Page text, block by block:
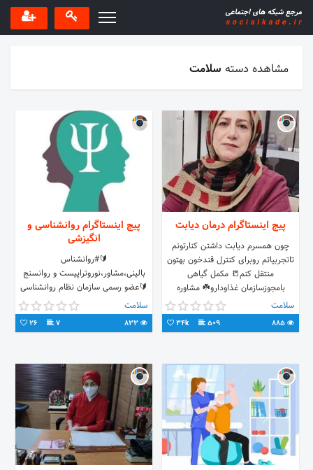
مشاهده دسته سلامت
پیج اینستاگرام درمان دیابت
چون همسرم دیابت داشتن کنارتونم
تاتجربیاتم روبرای کنترل قندخون بهتون
منتقل کنم📒 مکمل گیاهی
بامجوزسازمان غذاودارو☘️ مشاوره
09367339355 ارسال سراسرکشور🗺️
سلامت
509
34k
پیج اینستاگرام روانشناسی و
انگیزشی
🔰#روانشناس
بالینی،مشاور،نوروتراپیست و روانسنج
🔰عضو رسمی سازمان نظام روانشناسی
ایران 🔰عضو انجمن روانشناسان آمریکا
🔰پروانه اشتغال تخصصی 6540
سلامت
7
26